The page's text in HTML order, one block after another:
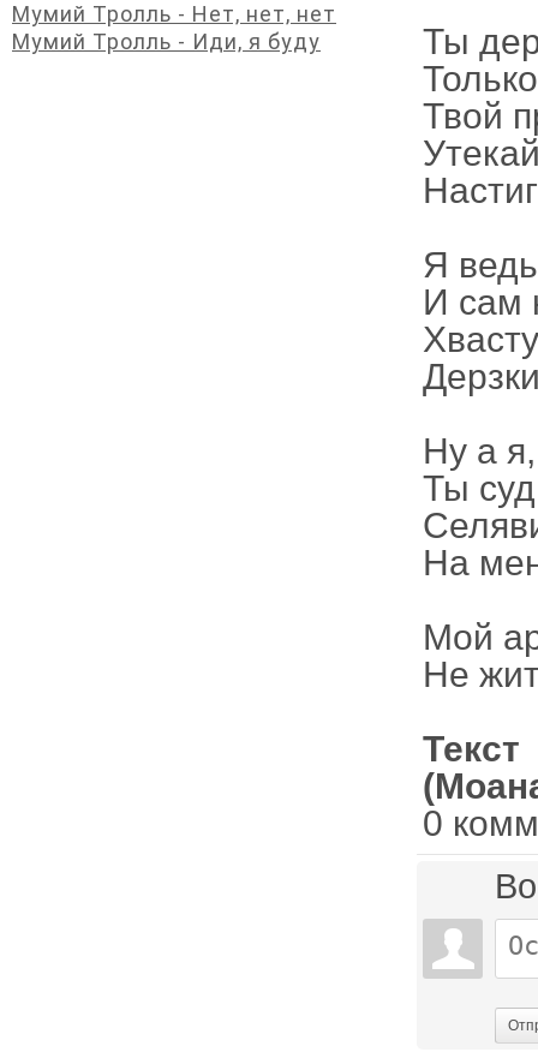
Ты
Твой
Я
И сам
Ну а
Ты
На
Мой
Не
0
Мумий Тролль - Нет, нет, нет
Мумий Тролль - Иди, я буду